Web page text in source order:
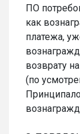
ПО
как
платежа,
возврату
(по